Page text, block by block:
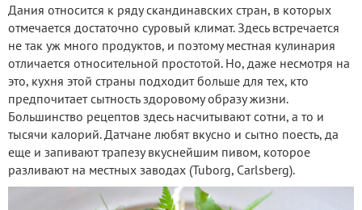
Дания относится к ряду скандинавских стран, в которых
отмечается достаточно суровый климат. Здесь встречается
не так уж много продуктов, и поэтому местная кулинария
отличается относительной простотой. Но, даже несмотря на
это, кухня этой страны подходит больше для тех, кто
предпочитает сытность здоровому образу жизни.
Большинство рецептов здесь насчитывают сотни, а то и
тысячи калорий. Датчане любят вкусно и сытно поесть, да
еще и запивают трапезу вкуснейшим пивом, которое
разливают на местных заводах (Tuborg, Carlsberg).